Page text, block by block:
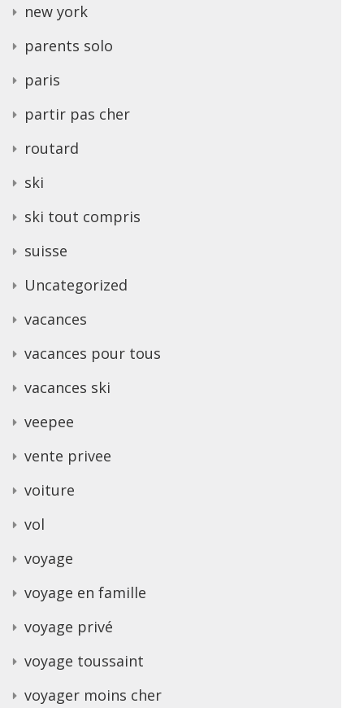
new york
parents solo
paris
partir pas cher
routard
ski
ski tout compris
suisse
Uncategorized
vacances
vacances pour tous
vacances ski
veepee
vente privee
voiture
vol
voyage
voyage en famille
voyage privé
voyage toussaint
voyager moins cher